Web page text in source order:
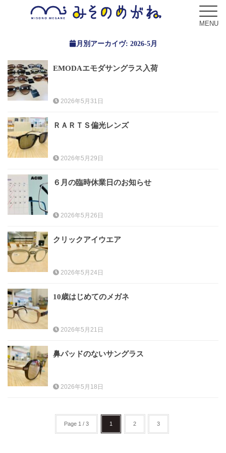
MENU
ブログ
Blog
コンセプト
Concept
Service
フレーム
Frame
レンズ
Lens
Kids
サングラス
補聴器
Hearing Aid
月別アーカイヴ: 2026-5月
EMODAエモダサングラス入荷
2026年5月31日
ＲＡＲＴＳ偏光レンズ
2026年5月29日
６月の臨時休業日のお知らせ
2026年5月26日
クリックアイウエア
2026年5月24日
10歳はじめてのメガネ
2026年5月21日
鼻パッドのないサングラス
2026年5月18日
Page 1 / 3 1 2 3